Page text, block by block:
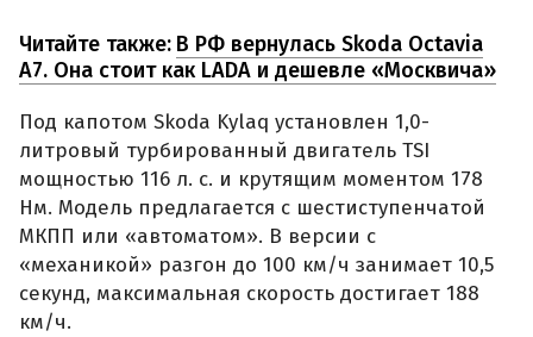
Читайте также: В РФ вернулась Skoda Octavia
A7. Она стоит как LADA и дешевле «Москвича»
Под капотом Skoda Kylaq установлен 1,0-
литровый турбированный двигатель TSI
мощностью 116 л. с. и крутящим моментом 178
Нм. Модель предлагается с шестиступенчатой
МКПП или «автоматом». В версии с
«механикой» разгон до 100 км/ч занимает 10,5
секунд, максимальная скорость достигает 188
км/ч.